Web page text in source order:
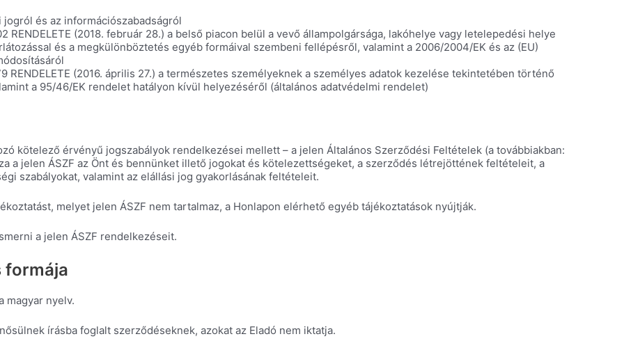
és az információszabadságról
RENDELETE (2018. február 28.) a belső piacon belül a vevő állampolgársága, lakóhelye vagy letelepedési helye
és a megkülönböztetés egyéb formáival szembeni fellépésről, valamint a 2006/2004/EK és az (EU)
RENDELETE (2016. április 27.) a természetes személyeknek a személyes adatok kezelése tekintetében történő
a 95/46/EK rendelet hatályon kívül helyezéséről (általános adatvédelmi rendelet)
kötelező érvényű jogszabályok rendelkezései mellett – a jelen Általános Szerződési Feltételek (a továbbiakban:
a jelen ÁSZF az Önt és bennünket illető jogokat és kötelezettségeket, a szerződés létrejöttének feltételeit, a
szabályokat, valamint az elállási jog gyakorlásának feltételeit.
melyet jelen ÁSZF nem tartalmaz, a Honlapon elérhető egyéb tájékoztatások nyújtják.
a jelen ÁSZF rendelkezéseit.
formája
magyar nyelv.
írásba foglalt szerződéseknek, azokat az Eladó nem iktatja.